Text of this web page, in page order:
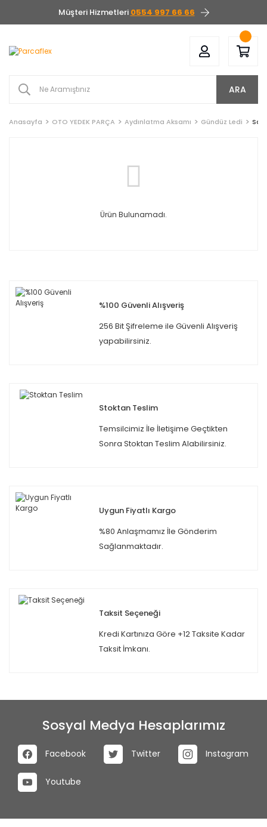
Müşteri Hizmetleri 0554 997 66 66
ARA
Anasayfa OTO YEDEK PARÇA Aydınlatma Aksamı Gündüz Ledi
Ürün Bulunamadı.
%100 Güvenli Alışveriş
256 Bit Şifreleme ile Güvenli Alışveriş
yapabilirsiniz.
Stoktan Teslim
Temsilcimiz İle İletişime Geçtikten
Sonra Stoktan Teslim Alabilirsiniz.
Uygun Fiyatlı Kargo
%80 Anlaşmamız İle Gönderim
Sağlanmaktadır.
Taksit Seçeneği
Kredi Kartınıza Göre +12 Taksite Kadar
Taksit İmkanı.
Sosyal Medya Hesaplarımız
Facebook Twitter Instagram
Youtube